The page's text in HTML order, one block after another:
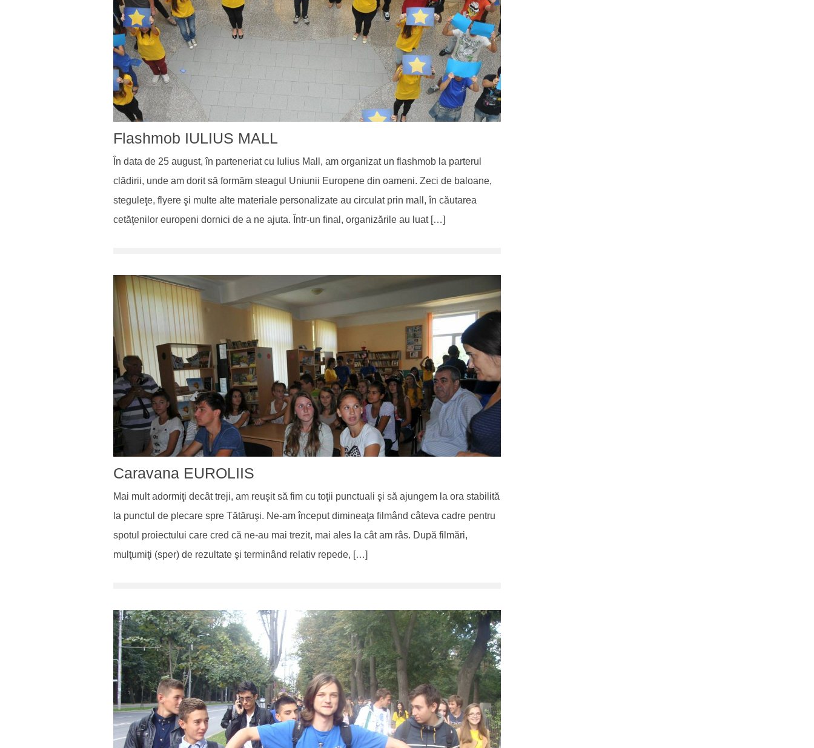
Flashmob IULIUS MALL
În data de 25 august, în parteneriat cu Iulius Mall, am organizat un flashmob la parterul
clădirii, unde am dorit să formăm steagul Uniunii Europene din oameni. Zeci de baloane,
steguleţe, flyere şi multe alte materiale personalizate au circulat prin mall, în căutarea
cetăţenilor europeni dornici de a ne ajuta. Într-un final, organizările au luat […]
Caravana EUROLIIS
Mai mult adormiţi decât treji, am reuşit să fim cu toţii punctuali şi să ajungem la ora stabilită
la punctul de plecare spre Tătăruşi. Ne-am început dimineaţa filmând câteva cadre pentru
spotul proiectului care cred că ne-au mai trezit, mai ales la cât am râs. După filmări,
mulţumiţi (sper) de rezultate şi terminând relativ repede, […]